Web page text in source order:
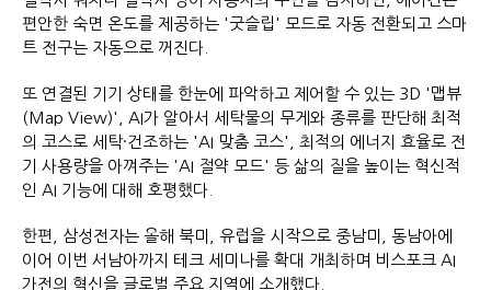
편안한 숙면 온도를 제공하는 '굿슬립' 모드로 자동 전환되고 스마
트 전구는 자동으로 꺼진다.
또 연결된 기기 상태를 한눈에 파악하고 제어할 수 있는 3D '맵뷰
(Map View)', AI가 알아서 세탁물의 무게와 종류를 판단해 최적
의 코스로 세탁·건조하는 'AI 맞춤 코스', 최적의 에너지 효율로 전
기 사용량을 아껴주는 'AI 절약 모드' 등 삶의 질을 높이는 혁신적
인 AI 기능에 대해 호평했다.
한편, 삼성전자는 올해 북미, 유럽을 시작으로 중남미, 동남아에
이어 이번 서남아까지 테크 세미나를 확대 개최하며 비스포크 AI
가전의 혁신을 글로벌 주요 지역에 소개했다.